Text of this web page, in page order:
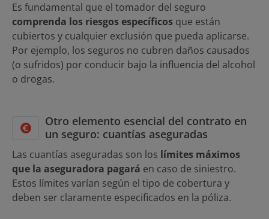
Es fundamental que el tomador del seguro
comprenda los riesgos específicos que están
cubiertos y cualquier exclusión que pueda aplicarse.
Por ejemplo, los seguros no cubren daños causados
(o sufridos) por conducir bajo la influencia del alcohol
o drogas.
Otro elemento esencial del contrato en
un seguro: cuantías aseguradas
Las cuantías aseguradas son los límites máximos
que la aseguradora pagará en caso de siniestro.
Estos límites varían según el tipo de cobertura y
deben ser claramente especificados en la póliza.